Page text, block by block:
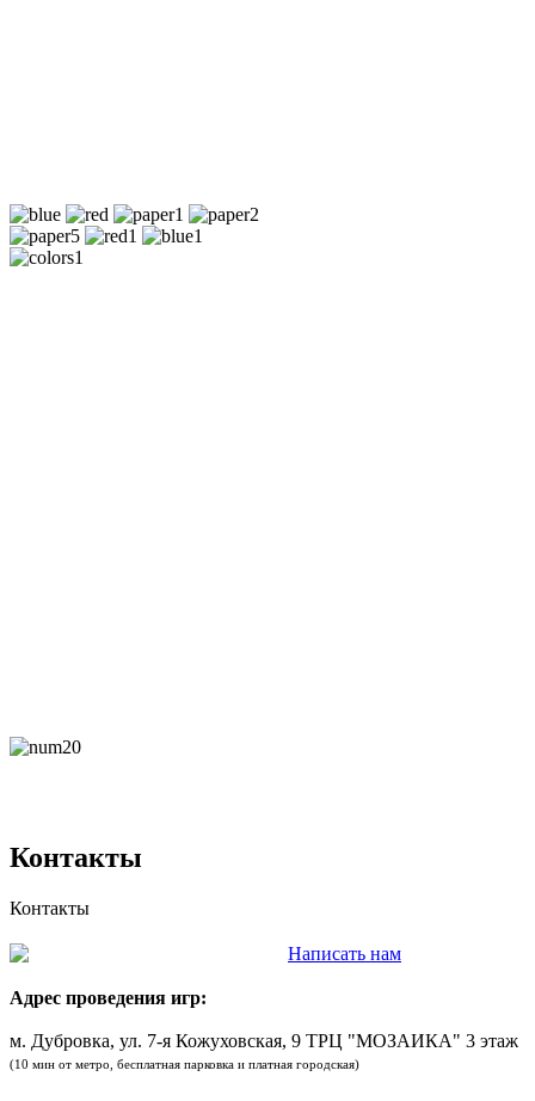
Контакты
Контакты
Написать нам
Адрес проведения игр:
м. Дубровка, ул. 7-я Кожуховская, 9 ТРЦ "МОЗАИКА" 3 этаж
(10 мин от метро, бесплатная парковка и платная городская)